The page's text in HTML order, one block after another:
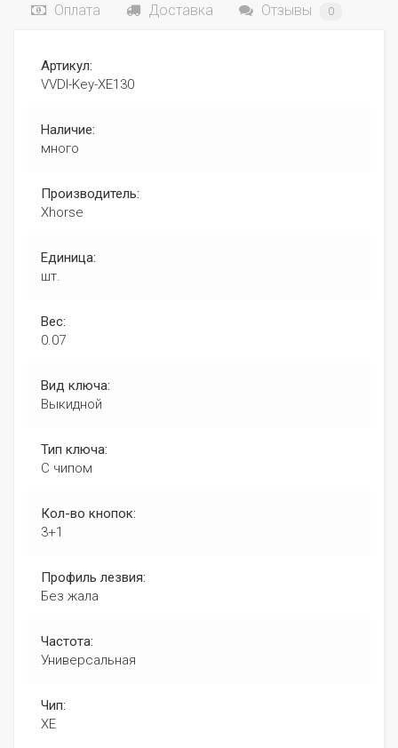
Оплата Доставка Отзывы 0
Артикул:
VVDI-Key-XE130
Наличие:
много
Производитель:
Xhorse
Единица:
шт.
Вес:
0.07
Вид ключа:
Выкидной
Тип ключа:
С чипом
Кол-во кнопок:
3+1
Профиль лезвия:
Без жала
Частота:
Универсальная
Чип:
XE